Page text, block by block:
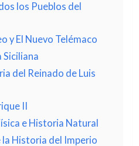
los Pueblos del
y El Nuevo Telémaco
Siciliana
del Reinado de Luis
II
e Historia Natural
la Historia del Imperio